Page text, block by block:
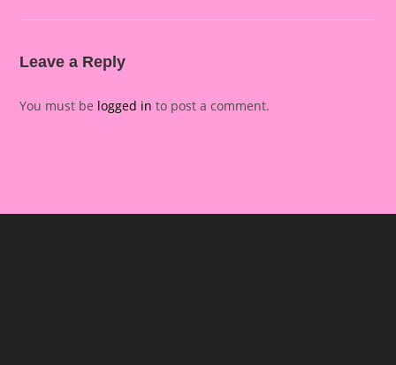
Leave a Reply
You must be logged in to post a comment.